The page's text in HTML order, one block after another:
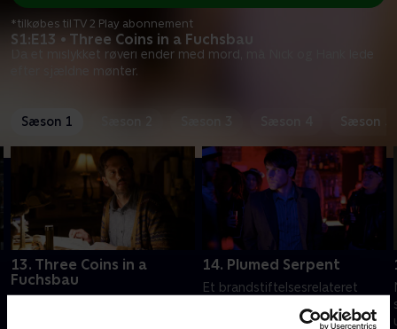
S1:E13 • Three Coins in a Fuchsbau
Da et mislykket røveri ender med mord, må Nick og Hank lede
efter sjældne mønter.
*tilkøbes til TV 2 Play abonnement
Sæson 1 Sæson 5
13. Three Coins in a
Fuchsbau
14. Plumed Serpent
Et brandstiftelsesrelateret
verden af ilddans.